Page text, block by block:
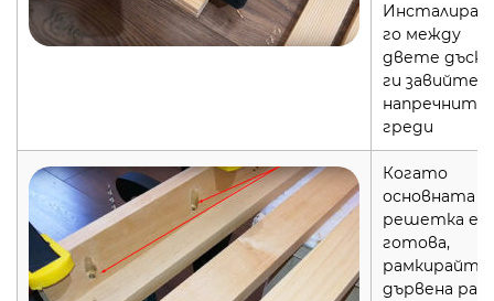
го между
двете
ги завийте
напречните
греди
Когато
основната
решетка е
готова,
рамкирайте
дървена